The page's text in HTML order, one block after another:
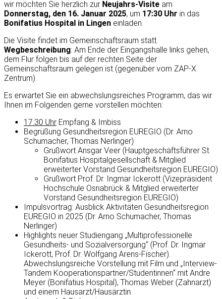
wir möchten Sie herzlich zur Neujahrs-Visite am
Donnerstag, den 16. Januar 2025, um 17:30 Uhr in das
Bonifatius Hospital in Lingen einladen.
Die Visite findet im Gemeinschaftsraum statt.
Wegbeschreibung: Am Ende der Eingangshalle links gehen,
dem Flur folgen bis auf der rechten Seite der
Gemeinschaftsraum gelegen ist (gegenüber vom ZAP-X
Zentrum).
Es erwartet Sie ein abwechslungsreiches Programm, das wir
Ihnen im Folgenden gerne vorstellen möchten:
17.30 Uhr Empfang & Imbiss
Begrüßung Gesundheitsregion EUREGIO (Dr. Arno
Schumacher, Thomas Nerlinger)
Grußwort Ansgar Veer (Hauptgeschäftsführer St.
Bonifatius Hospitalgesellschaft & Mitglied
erweiterter Vorstand Gesundheitsregion EUREGIO)
Grußwort Prof. Dr. Ingmar Ickerott (Vizepräsident
Hochschule Osnabrück & Mitglied erweiterter
Vorstand Gesundheitsregion EUREGIO)
Impulsvortrag: Ausblick Aktivitäten Gesundheitsregion
EUREGIO in 2025 (Dr. Arno Schumacher, Thomas
Nerlinger)
Highlights neuer Studiengang „Multiprofessionelle
Gesundheits- und Sozialversorgung“ (Prof. Dr. Ingmar
Ickerott, Prof. Dr. Wolfgang Arens-Fischer).
Abwechslungsreiche Vorstellung mit Film und „Interview-
Tandem Kooperationspartner/Studentinnen“ mit Andre
Meyer (Bonifatius Hospital), Thomas Weber (Zahnarzt)
und einem Hausarzt/Hausärztin